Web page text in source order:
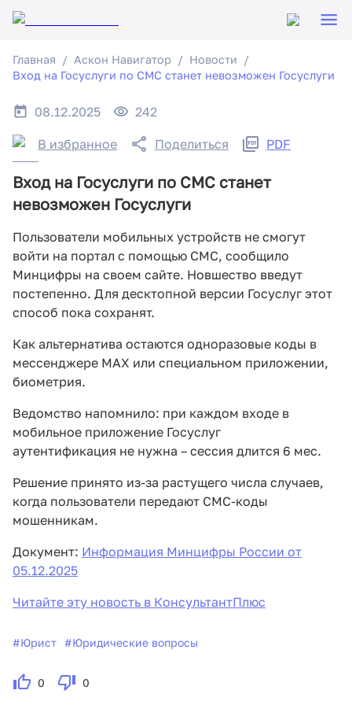
Главная Аскон Навигатор
Новости
Вход на Госуслуги по СМС станет невозможен Госуслуги
08.12.2025 242
В избранное Поделиться PDF
Вход на Госуслуги по СМС станет
невозможен Госуслуги
Пользователи мобильных устройств не смогут
войти на портал с помощью СМС, сообщило
Минцифры на своем сайте. Новшество введут
постепенно. Для десктопной версии Госуслуг этот
способ пока сохранят.
Как альтернатива остаются одноразовые коды в
мессенджере МАХ или специальном приложении,
биометрия.
Ведомство напомнило: при каждом входе в
мобильное приложение Госуслуг
аутентификация не нужна – сессия длится 6 мес.
Решение принято из-за растущего числа случаев,
когда пользователи передают СМС-коды
мошенникам.
Документ: Информация Минцифры России от
05.12.2025
Читайте эту новость в КонсультантПлюс
#Юрист #Юридические вопросы
0 0